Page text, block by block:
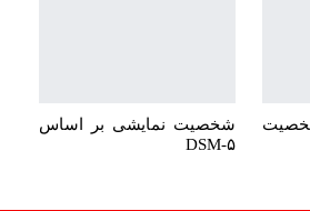
شخصیت نمایشی بر اساس
DSM-۵